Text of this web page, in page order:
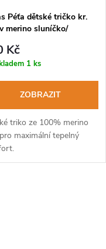
Péťa dětské tričko kr.
merino sluníčko/
Kč
1 ks
ZOBRAZIT
triko ze 100% merino
maximální tepelný